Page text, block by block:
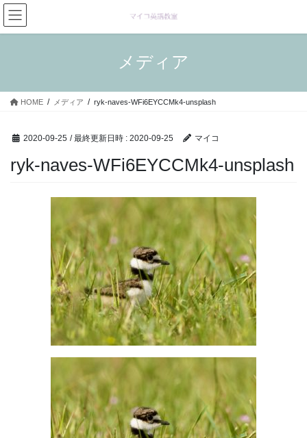
コ
ン
テ
ス
ナ
ビ
ゲ
ン
メディア
HOME メディア ryk-naves-WFi6EYCCMk4-unsplash
2020-09-25 / 最終更新日時 : 2020-09-25 マイコ
ryk-naves-WFi6EYCCMk4-unsplash